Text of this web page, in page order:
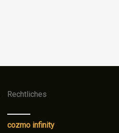
Rechtliches
cozmo infinity